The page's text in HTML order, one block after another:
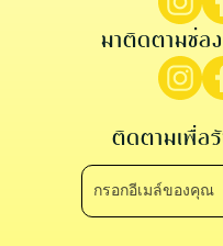
มาติดตามช่อ
ติดตามเพื่อรั